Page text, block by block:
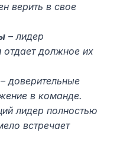
верить в свое
– лидер
отдает должное их
– доверительные
в команде.
лидер полностью
встречает